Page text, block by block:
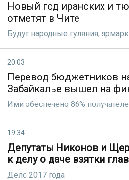
Новый год иранских и
отметят в Чите
Будут народные гуляния,
20:03
Перевод бюджетников
Забайкалье вышел на
Ими обеспечено 86%
19:34
Депутаты Никонов и
к делу о даче взятки
Дело 2017 года